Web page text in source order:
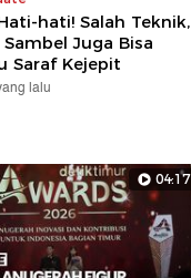
hati! Salah Teknik,
Juga Bisa
Saraf Kejepit
lalu
04:17